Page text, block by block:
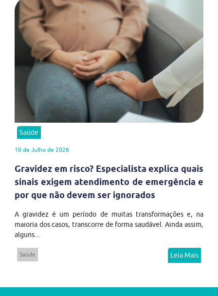
Saúde
10 de Julho de 2026
Gravidez em risco? Especialista explica quais
sinais exigem atendimento de emergência e
por que não devem ser ignorados
A gravidez é um período de muitas transformações e, na
maioria dos casos, transcorre de forma saudável. Ainda assim,
alguns...
Saúde Leia Mais